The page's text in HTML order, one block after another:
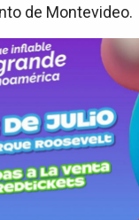
de Montevideo.